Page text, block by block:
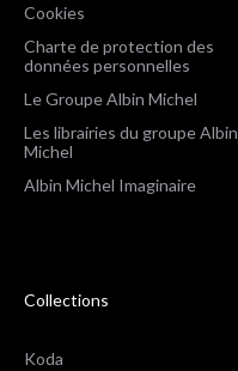
Cookies
Charte de protection des
données personnelles
Le Groupe Albin Michel
Les librairies du groupe Albin
Michel
Albin Michel Imaginaire
Collections
Koda